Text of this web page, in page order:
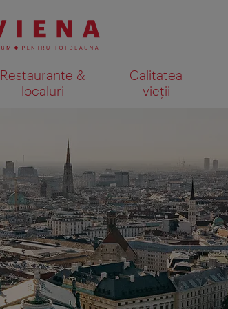
Restaurante &
localuri
Calitatea
vieții